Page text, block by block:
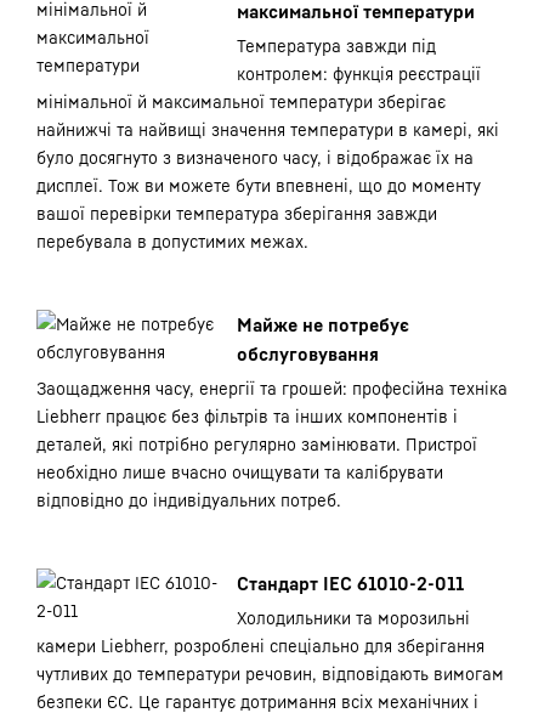
максимальної температури
Температура завжди під
контролем: функція реєстрації
мінімальної й максимальної температури зберігає
найнижчі та найвищі значення температури в камері, які
було досягнуто з визначеного часу, і відображає їх на
дисплеї. Тож ви можете бути впевнені, що до моменту
вашої перевірки температура зберігання завжди
перебувала в допустимих межах.
Майже не потребує
обслуговування
Заощадження часу, енергії та грошей: професійна техніка
Liebherr працює без фільтрів та інших компонентів і
деталей, які потрібно регулярно замінювати. Пристрої
необхідно лише вчасно очищувати та калібрувати
відповідно до індивідуальних потреб.
Стандарт IEC 61010-2-011
Холодильники та морозильні
камери Liebherr, розроблені спеціально для зберігання
чутливих до температури речовин, відповідають вимогам
безпеки ЄС. Це гарантує дотримання всіх механічних і